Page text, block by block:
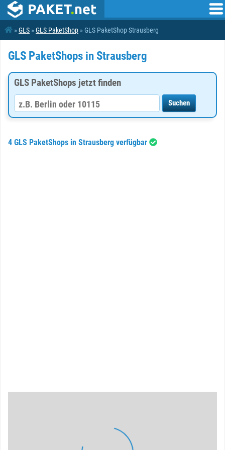
»GLS »GLS PaketShop » GLS PaketShop Strausberg
GLS PaketShops in Strausberg
GLS PaketShops jetzt finden
4 GLS PaketShops in Strausberg verfügbar